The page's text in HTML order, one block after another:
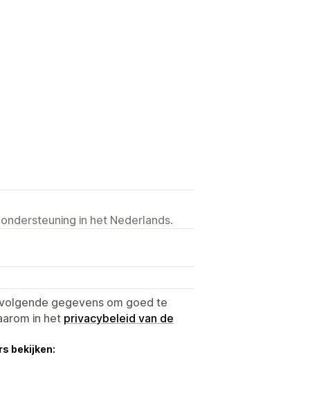
in het Nederlands.
gegevens om goed te
in het privacybeleid van de
bekijken: